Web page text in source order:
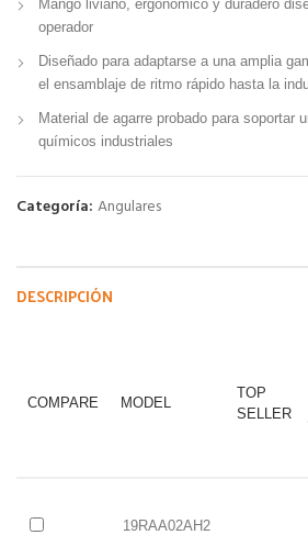
Mango liviano, ergonómico y duradero
operador
Diseñado para adaptarse a una amplia
el ensamblaje de ritmo rápido hasta la
Material de agarre probado para soportar
químicos industriales
Categoría: Angulares
DESCRIPCIÓN
COMPARE MODEL
TOP
SELLER
19RAA02AH2